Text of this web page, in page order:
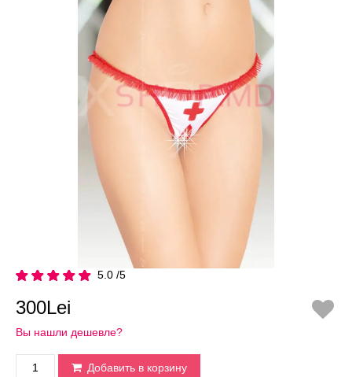
5.0 /5
300Lei
Вы нашли дешевле?
Добавить в корзину